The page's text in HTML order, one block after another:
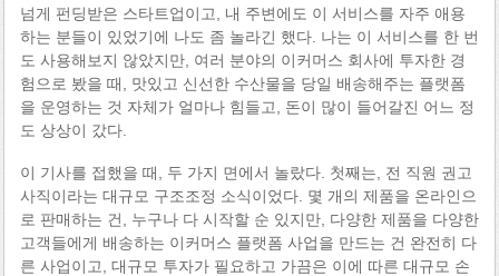
넘게 펀딩받은 스타트업이고, 내 주변에도 이 서비스를 자주 애용
하는 분들이 있었기에 나도 좀 놀라긴 했다. 나는 이 서비스를 한 번
도 사용해보지 않았지만, 여러 분야의 이커머스 회사에 투자한 경
험으로 봤을 때, 맛있고 신선한 수산물을 당일 배송해주는 플랫폼
을 운영하는 것 자체가 얼마나 힘들고, 돈이 많이 들어갈진 어느 정
도 상상이 갔다.
이 기사를 접했을 때, 두 가지 면에서 놀랐다. 첫째는, 전 직원 권고
사직이라는 대규모 구조조정 소식이었다. 몇 개의 제품을 온라인으
로 판매하는 건, 누구나 다 시작할 순 있지만, 다양한 제품을 다양한
고객들에게 배송하는 이커머스 플랫폼 사업을 만드는 건 완전히 다
른 사업이고, 대규모 투자가 필요하고 가끔은 이에 따른 대규모 손